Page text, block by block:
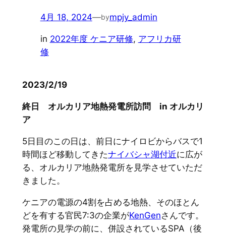
4月 18, 2024—bympjy_admin
in 2022年度 ケニア研修, アフリカ研
修
2023/2/19
終日 オルカリア地熱発電所訪問 in オルカリ
ア
5日目のこの日は、前日にナイロビからバスで1
時間ほど移動してきたナイバシャ湖付近に広が
る、オルカリア地熱発電所を見学させていただ
きました。
ケニアの電源の4割を占める地熱、そのほとん
どを有する官民7:3の企業がKenGenさんです。
発電所の見学の前に、併設されているSPA（後